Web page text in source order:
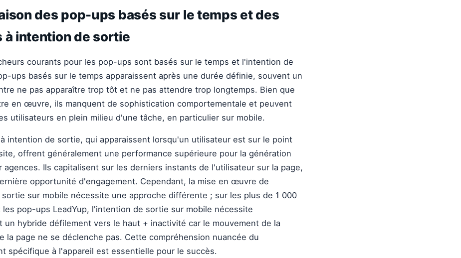
des pop-ups basés sur le temps et des
à intention de sortie
courants pour les pop-ups sont basés sur le temps et l'intention de
ups basés sur le temps apparaissent après une durée définie, souvent un
ne pas apparaître trop tôt et ne pas attendre trop longtemps. Bien que
en œuvre, ils manquent de sophistication comportementale et peuvent
utilisateurs en plein milieu d'une tâche, en particulier sur mobile.
intention de sortie, qui apparaissent lorsqu'un utilisateur est sur le point
offrent généralement une performance supérieure pour la génération
agences. Ils capitalisent sur les derniers instants de l'utilisateur sur la page,
opportunité d'engagement. Cependant, la mise en œuvre de
sur mobile nécessite une approche différente ; sur les plus de 1 000
pop-ups LeadYup, l'intention de sortie sur mobile nécessite
un hybride défilement vers le haut + inactivité car le mouvement de la
la page ne se déclenche pas. Cette compréhension nuancée du
spécifique à l'appareil est essentielle pour le succès.